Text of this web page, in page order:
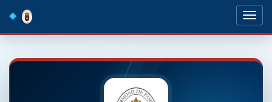
navigation